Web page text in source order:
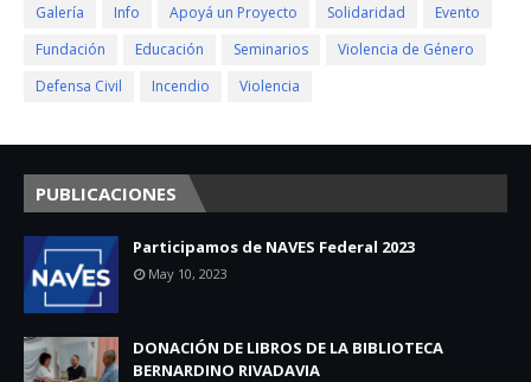
Galería Info Apoyá un Proyecto Solidaridad
Evento
Fundación
Educación Seminarios
Violencia de Género
Defensa Civil
Incendio Violencia
PUBLICACIONES
Participamos de NAVES Federal 2023
May 10, 2023
DONACIÓN DE LIBROS DE LA BIBLIOTECA
BERNARDINO RIVADAVIA